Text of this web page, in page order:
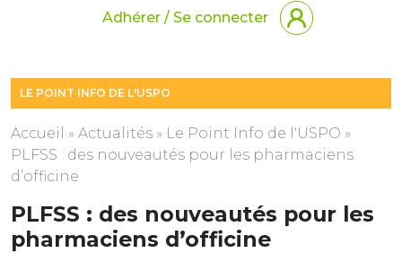
Adhérer / Se connecter
LE POINT INFO DE L'USPO
Accueil » Actualités » Le Point Info de l'USPO »
PLFSS : des nouveautés pour les pharmaciens
d’officine
PLFSS : des nouveautés pour les
pharmaciens d’officine